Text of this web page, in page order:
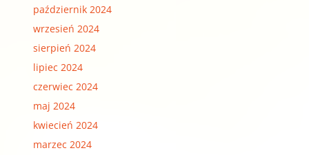
październik 2024
wrzesień 2024
sierpień 2024
lipiec 2024
czerwiec 2024
maj 2024
kwiecień 2024
marzec 2024